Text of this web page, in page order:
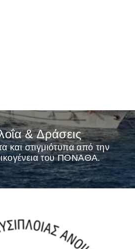
& Δράσεις
και στιγμιότυπα από την
του ΠΟΝΑΘΑ.